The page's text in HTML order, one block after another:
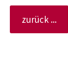
zurück ...